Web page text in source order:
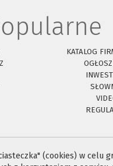
KATALOG
(cookies) w celu